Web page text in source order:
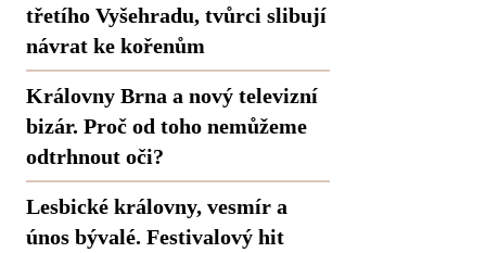
třetího Vyšehradu, tvůrci slibují
návrat ke kořenům
Královny Brna a nový televizní
bizár. Proč od toho nemůžeme
odtrhnout oči?
Lesbické královny, vesmír a
únos bývalé. Festivalový hit